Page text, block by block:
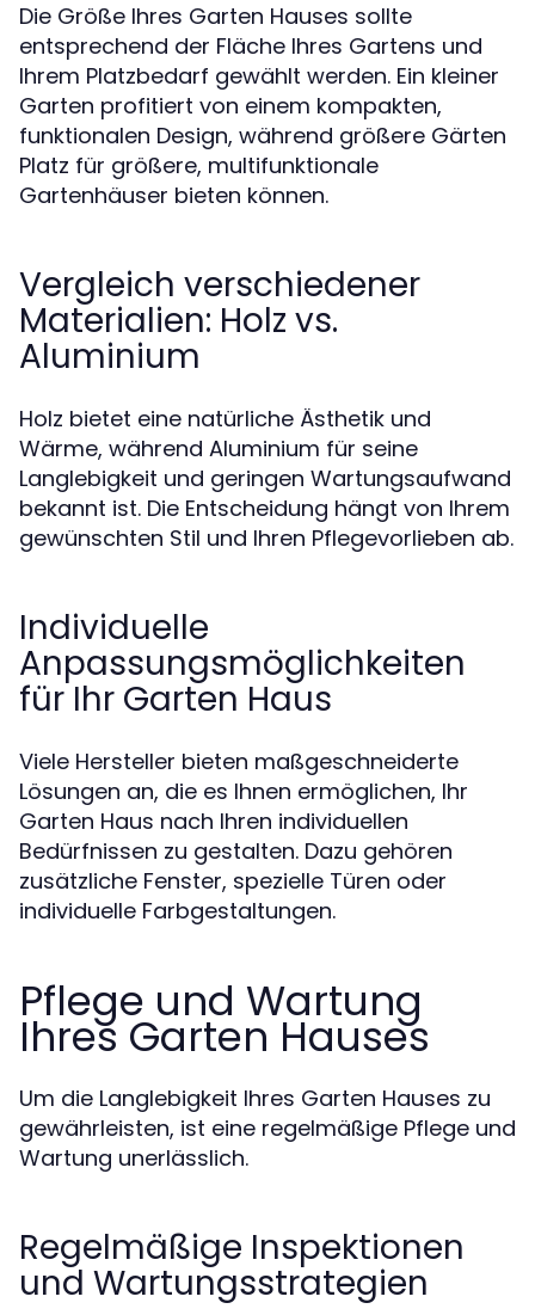
Die Größe Ihres Garten Hauses sollte
entsprechend der Fläche Ihres Gartens und
Ihrem Platzbedarf gewählt werden. Ein kleiner
Garten profitiert von einem kompakten,
funktionalen Design, während größere Gärten
Platz für größere, multifunktionale
Gartenhäuser bieten können.
Vergleich verschiedener
Materialien: Holz vs.
Aluminium
Holz bietet eine natürliche Ästhetik und
Wärme, während Aluminium für seine
Langlebigkeit und geringen Wartungsaufwand
bekannt ist. Die Entscheidung hängt von Ihrem
gewünschten Stil und Ihren Pflegevorlieben ab.
Individuelle
Anpassungsmöglichkeiten
für Ihr Garten Haus
Viele Hersteller bieten maßgeschneiderte
Lösungen an, die es Ihnen ermöglichen, Ihr
Garten Haus nach Ihren individuellen
Bedürfnissen zu gestalten. Dazu gehören
zusätzliche Fenster, spezielle Türen oder
individuelle Farbgestaltungen.
Pflege und Wartung
Ihres Garten Hauses
Um die Langlebigkeit Ihres Garten Hauses zu
gewährleisten, ist eine regelmäßige Pflege und
Wartung unerlässlich.
Regelmäßige Inspektionen
und Wartungsstrategien